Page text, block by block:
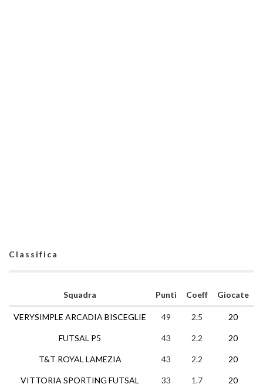
Classifica
Squadra
VERYSIMPLE ARCADIA BISCEGLIE
FUTSAL P5
T&T ROYAL LAMEZIA
VITTORIA SPORTING FUTSAL
Punti Coeff Giocate
49 2.5 20
43 2.2 20
43 2.2 20
33 1.7 20